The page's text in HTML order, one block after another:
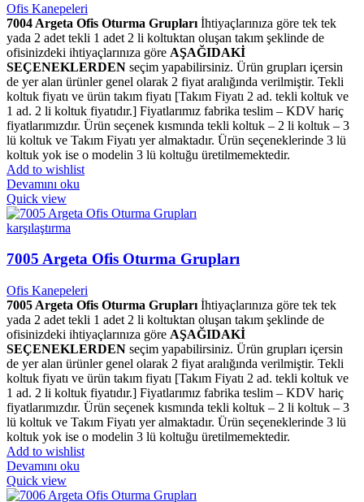
Ofis Kanepeleri
7004 Argeta Ofis Oturma Grupları İhtiyaçlarınıza göre tek tek
yada 2 adet tekli 1 adet 2 li koltuktan oluşan takım şeklinde de
ofisinizdeki ihtiyaçlarınıza göre AŞAĞIDAKİ
SEÇENEKLERDEN seçim yapabilirsiniz. Ürün grupları içersin
de yer alan ürünler genel olarak 2 fiyat aralığında verilmiştir. Tekli
koltuk fiyatı ve ürün takım fiyatı [Takım Fiyatı 2 ad. tekli koltuk ve
1 ad. 2 li koltuk fiyatıdır.] Fiyatlarımız fabrika teslim – KDV hariç
fiyatlarımızdır. Ürün seçenek kısmında tekli koltuk – 2 li koltuk – 3
lü koltuk ve Takım Fiyatı yer almaktadır. Ürün seçeneklerinde 3 lü
koltuk yok ise o modelin 3 lü koltuğu üretilmemektedir.
Add to wishlist
Devamını oku
Quick view
karşılaştırma
7005 Argeta Ofis Oturma Grupları
Ofis Kanepeleri
7005 Argeta Ofis Oturma Grupları İhtiyaçlarınıza göre tek tek
yada 2 adet tekli 1 adet 2 li koltuktan oluşan takım şeklinde de
ofisinizdeki ihtiyaçlarınıza göre AŞAĞIDAKİ
SEÇENEKLERDEN seçim yapabilirsiniz. Ürün grupları içersin
de yer alan ürünler genel olarak 2 fiyat aralığında verilmiştir. Tekli
koltuk fiyatı ve ürün takım fiyatı [Takım Fiyatı 2 ad. tekli koltuk ve
1 ad. 2 li koltuk fiyatıdır.] Fiyatlarımız fabrika teslim – KDV hariç
fiyatlarımızdır. Ürün seçenek kısmında tekli koltuk – 2 li koltuk – 3
lü koltuk ve Takım Fiyatı yer almaktadır. Ürün seçeneklerinde 3 lü
koltuk yok ise o modelin 3 lü koltuğu üretilmemektedir.
Add to wishlist
Devamını oku
Quick view